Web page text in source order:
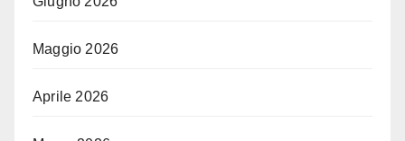
Maggio 2026
Aprile 2026